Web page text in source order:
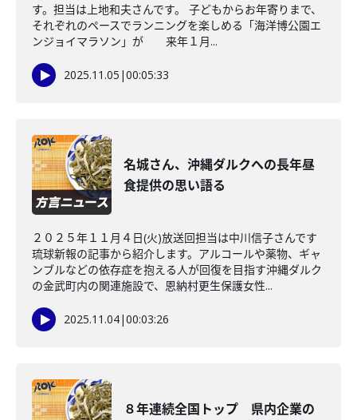
す。担当は上地和夫さんです。 子どもからお年寄りまで、
それぞれのペースでランニングを楽しめる「海洋博公園エ
ンジョイマラソン」が 来年１月...
2025.11.05 |00:05:33
名城さん、沖縄ダルクへの長年昼
食提供の思い語る
２０２５年１１月４日(火)放送回担当は中川信子さんです
琉球新報の記事から紹介します。アルコールや薬物、ギャ
ンブルなどの依存症を抱える人が回復を目指す沖縄ダルク
の金武町内の関連施設で、恩納村更生保護女性...
2025.11.04|00:03:26
８年連続全国トップ 県内企業の